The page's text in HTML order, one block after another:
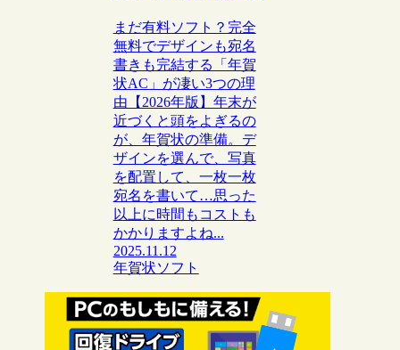
まだ有料ソフト？完全
無料でデザインも宛名
書きも完結する「年賀
状AC」が凄い3つの理
由【2026年版】年末が
近づくと頭をよぎるの
が、年賀状の準備。デ
ザインを選んで、写真
を配置して、一枚一枚
宛名を書いて…思った
以上に時間もコストも
かかりますよね...
2025.11.12
年賀状ソフト